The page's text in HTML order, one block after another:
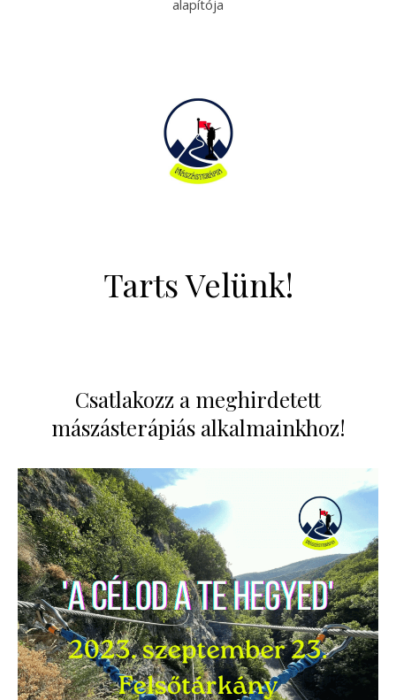
alapítója
Tarts Velünk!
Csatlakozz a meghirdetett
mászásterápiás alkalmainkhoz!